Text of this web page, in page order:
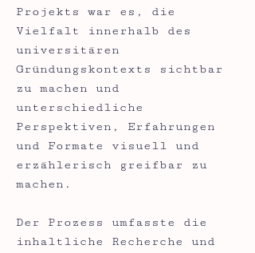
Projekts war es, die
Vielfalt innerhalb des
universitären
Gründungskontexts sichtbar
zu machen und
unterschiedliche
Perspektiven, Erfahrungen
und Formate visuell und
erzählerisch greifbar zu
machen.
Der Prozess umfasste die
inhaltliche Recherche und